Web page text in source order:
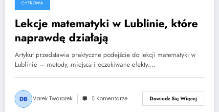
CYFROWA
Lekcje matematyki w Lublinie, które
naprawdę działają
Artykuł przedstawia praktyczne podejście do lekcji matematyki w
Lublinie — metody, miejsca i oczekiwane efekty.…
Marek Twarożek 0 Komentarze Dowiedz Się Więcej